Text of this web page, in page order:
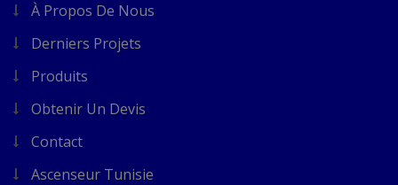
À Propos De Nous
Derniers Projets
Produits
Obtenir Un Devis
Contact
Ascenseur Tunisie